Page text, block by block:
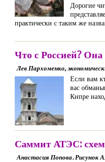
Дорогие
практически с таким же
Что с Россией?
Лев Пархоменко,
Если вам
вас
Кипре
Саммит АТЭС:
Анастасия Попова. Рисунок